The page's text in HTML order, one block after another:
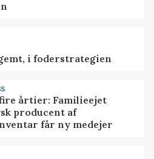
i foderstrategien
årtier: Familieejet
producent af
får ny medejer